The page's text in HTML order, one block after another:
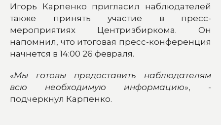
Игорь Карпенко пригласил наблюдателей
также принять участие в пресс-
мероприятиях Центризбиркома. Он
напомнил, что итоговая пресс-конференция
начнется в 14:00 26 февраля.
«Мы готовы предоставить наблюдателям
всю необходимую информацию», -
подчеркнул Карпенко.